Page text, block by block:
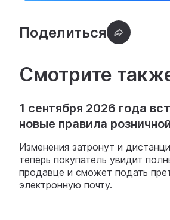
Смотрите
1 сентября 2026 года
новые правила
Изменения затронут и
теперь покупатель увидит
продавце и сможет подать
электронную почту.